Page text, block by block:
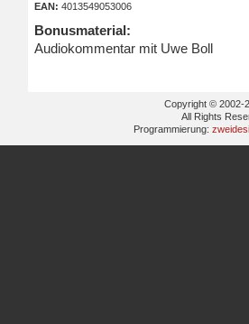
EAN: 4013549053006
Bonusmaterial:
Audiokommentar mit Uwe Boll
Copyright © 2002-
All Rights
Programmierung: